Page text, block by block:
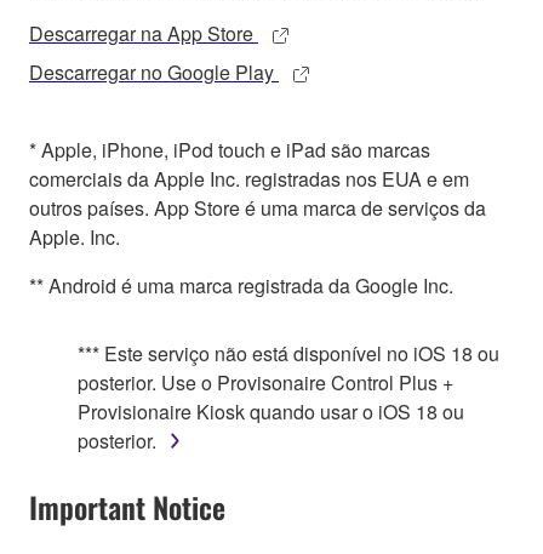
Descarregar na App Store
Descarregar no Google Play
* Apple, iPhone, iPod touch e iPad são marcas
comerciais da Apple Inc. registradas nos EUA e em
outros países. App Store é uma marca de serviços da
Apple. Inc.
** Android é uma marca registrada da Google Inc.
*** Este serviço não está disponível no iOS 18 ou
posterior. Use o Provisonaire Control Plus +
Provisionaire Kiosk quando usar o iOS 18 ou
posterior.
Important Notice